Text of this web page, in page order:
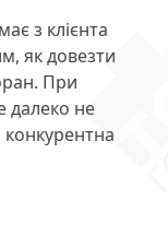
з клієнта
як довезти
При
далеко не